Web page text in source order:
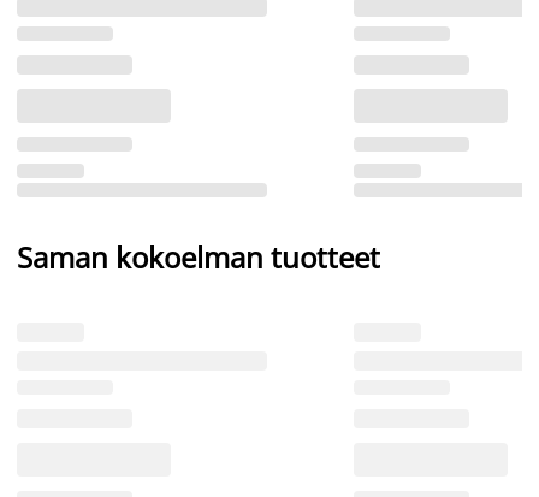
Saman kokoelman tuotteet